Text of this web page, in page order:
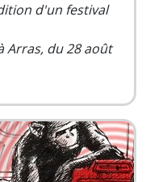
d'un festival
Arras, du 28 août